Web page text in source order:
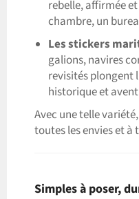
rebelle, affirmée
chambre, un
Les stickers
galions, navires
revisités plongent
historique et
Avec une telle
toutes les envies et à
Simples à poser,